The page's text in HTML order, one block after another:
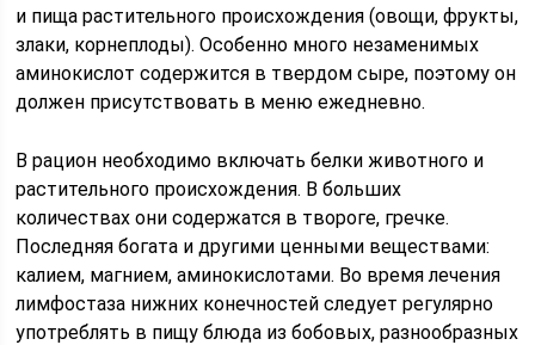
и пища растительного происхождения (овощи, фрукты,
злаки, корнеплоды). Особенно много незаменимых
аминокислот содержится в твердом сыре, поэтому он
должен присутствовать в меню ежедневно.
В рацион необходимо включать белки животного и
растительного происхождения. В больших
количествах они содержатся в твороге, гречке.
Последняя богата и другими ценными веществами:
калием, магнием, аминокислотами. Во время лечения
лимфостаза нижних конечностей следует регулярно
употреблять в пищу блюда из бобовых, разнообразных